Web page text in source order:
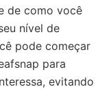
de como você
nível de
pode começar
para
evitando